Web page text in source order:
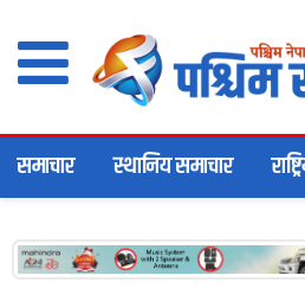
समाचार स्थानिय समाचार